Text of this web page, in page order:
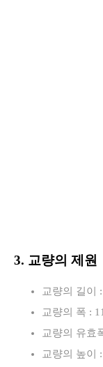
3. 교량의 제원
교량의 길이
교량의 폭 :
교량의 유효
교량의 높이